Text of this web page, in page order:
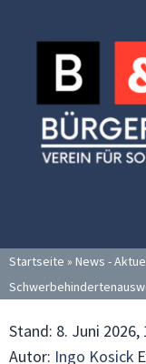
Inhalt
springen
Startseite » News -
Stand: 8. Juni 2026,
Autor: Ingo Kosick